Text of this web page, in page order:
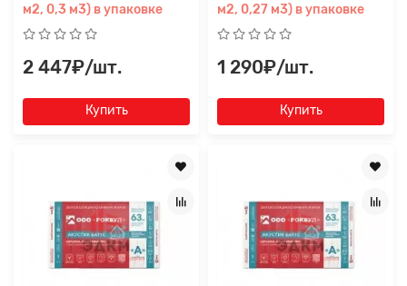
м2, 0,3 м3) в упаковке
2 447₽/шт.
Купить
м2, 0,27 м3) в упаковке
1 290₽/шт.
Купить